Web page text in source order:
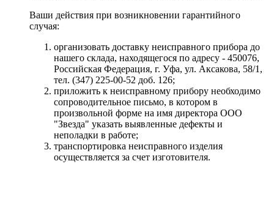
Ваши действия при возникновении гарантийного
случая:
организовать доставку неисправного прибора до
нашего склада, находящегося по адресу - 450076,
Российская Федерация, г. Уфа, ул. Аксакова, 58/1,
тел. (347) 225-00-52 доб. 126;
приложить к неисправному прибору необходимо
сопроводительное письмо, в котором в
произвольной форме на имя директора ООО
"Звезда" указать выявленные дефекты и
неполадки в работе;
транспортировка неисправного изделия
осуществляется за счет изготовителя.